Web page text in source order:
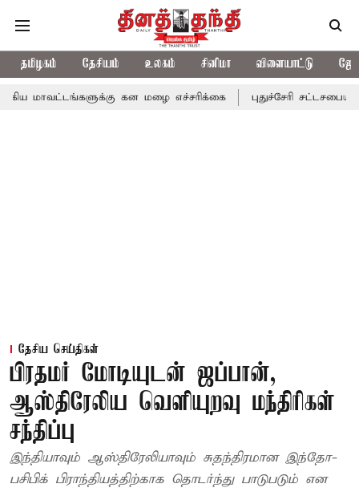
தமிழகம் தேசியம் உலகம் சினிமா விளையாட்டு
கன மழை எச்சரிக்கை புதுச்சேரி சட்டசபையில் வரும்
தேசிய செய்திகள்
பிரதமர் மோடியுடன் ஜப்பான்,
ஆஸ்திரேலிய வெளியுறவு மந்திரிகள்
சந்திப்பு
இந்தியாவும் ஆஸ்திரேலியாவும் சுதந்திரமான இந்தோ-
பசிபிக் பிராந்தியத்திற்காக தொடர்ந்து பாடுபடும் என